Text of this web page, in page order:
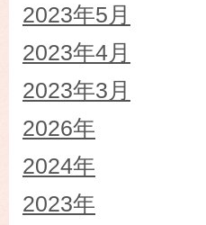
2023年5月
2023年4月
2023年3月
2026年
2024年
2023年